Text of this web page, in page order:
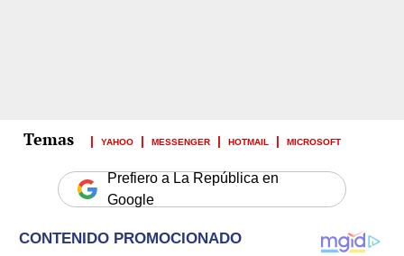
YAHOO MESSENGER HOTMAIL MICROSOFT
Prefiero a La República en
Google